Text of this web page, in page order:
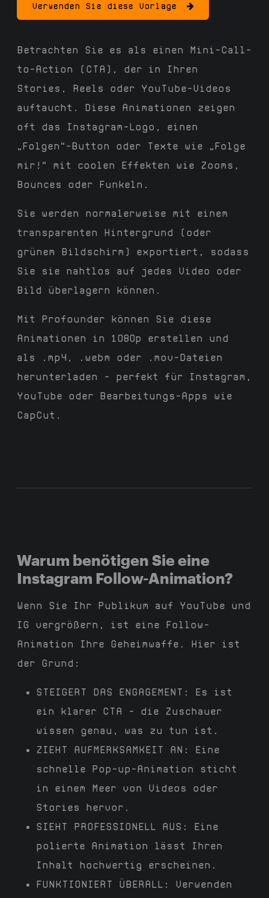
Verwenden Sie diese Vorlage
Betrachten Sie es als einen Mini-Call-
to-Action (CTA), der in Ihren
Stories, Reels oder YouTube-Videos
auftaucht. Diese Animationen zeigen
oft das Instagram-Logo, einen
„Folgen“-Button oder Texte wie „Folge
mir!“ mit coolen Effekten wie Zooms,
Bounces oder Funkeln.
Sie werden normalerweise mit einem
transparenten Hintergrund (oder
grünem Bildschirm) exportiert, sodass
Sie sie nahtlos auf jedes Video oder
Bild überlagern können.
Mit Profounder können Sie diese
Animationen in 1080p erstellen und
als .mp4, .webm oder .mov-Dateien
herunterladen – perfekt für Instagram,
YouTube oder Bearbeitungs-Apps wie
CapCut.
Warum benötigen Sie eine
Instagram Follow-Animation?
Wenn Sie Ihr Publikum auf YouTube und
IG vergrößern, ist eine Follow-
Animation Ihre Geheimwaffe. Hier ist
der Grund:
STEIGERT DAS ENGAGEMENT:
Es ist
ein klarer CTA – die Zuschauer
wissen genau, was zu tun ist.
ZIEHT AUFMERKSAMKEIT AN:
Eine
schnelle Pop-up-Animation sticht
in einem Meer von Videos oder
Stories hervor.
SIEHT PROFESSIONELL AUS:
Eine
polierte Animation lässt Ihren
Inhalt hochwertig erscheinen.
FUNKTIONIERT ÜBERALL:
Verwenden